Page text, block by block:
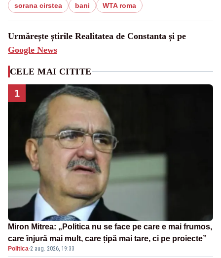
sorana cirstea bani WTA roma
Urmărește știrile Realitatea de Constanta și pe
Google News
CELE MAI CITITE
1
Miron Mitrea: „Politica nu se face pe care e mai frumos,
care înjură mai mult, care țipă mai tare, ci pe proiecte”
Politica·2 aug. 2026, 19:33